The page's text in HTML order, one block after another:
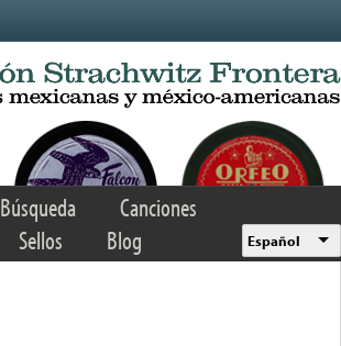
Búsqueda
Canciones
Sellos Blog Español